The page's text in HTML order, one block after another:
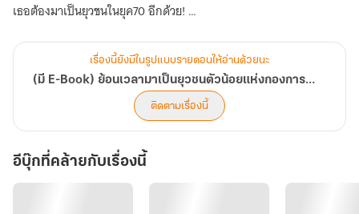
เธอต้องมาเป็นยุวชนในยุค70 อีกด้วย!
นี่มันเรื่องบ้าอะไรกันเนี่ย!
ดีนะที่มีของวิเศษติดตัวมา
ไม่อย่างนั้นเธอต้องอดตายแน่นอน
*****…..*****
เรื่องนี้ยังมีในรูปแบบรายตอนให้อ่านด้วยนะ
(มี E-Book) ย้อนเวลามาเป็นยุวชนตัวน้อยแห่งกองการผลิตชิงซาน(ยุค70)
ติดตามเรื่องนี้
อีบุ๊กที่คล้ายกับเรื่องนี้